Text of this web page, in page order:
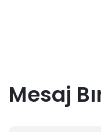
Mesaj